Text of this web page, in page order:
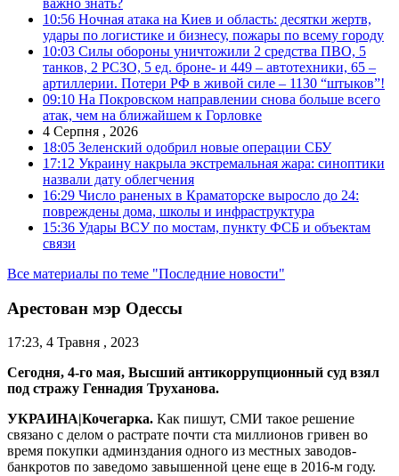
10:56 Ночная атака на Киев и область: десятки жертв,
удары по логистике и бизнесу, пожары по всему городу
10:03 Силы обороны уничтожили 2 средства ПВО, 5
танков, 2 РСЗО, 5 ед. броне- и 449 – автотехники, 65 –
артиллерии. Потери РФ в живой силе – 1130 “штыков”!
09:10 На Покровском направлении снова больше всего
атак, чем на ближайшем к Горловке
4 Серпня , 2026
18:05 Зеленский одобрил новые операции СБУ
17:12 Украину накрыла экстремальная жара: синоптики
назвали дату облегчения
16:29 Число раненых в Краматорске выросло до 24:
повреждены дома, школы и инфраструктура
15:36 Удары ВСУ по мостам, пункту ФСБ и объектам
связи
Все материалы по теме "Последние новости"
Арестован мэр Одессы
17:23, 4 Травня , 2023
Сегодня, 4-го мая, Высший антикоррупционный суд взял
под стражу Геннадия Труханова.
УКРАИНА|Кочегарка. Как пишут, СМИ такое решение
связано с делом о растрате почти ста миллионов гривен во
время покупки админздания одного из местных заводов-
банкротов по заведомо завышенной цене еще в 2016-м году.